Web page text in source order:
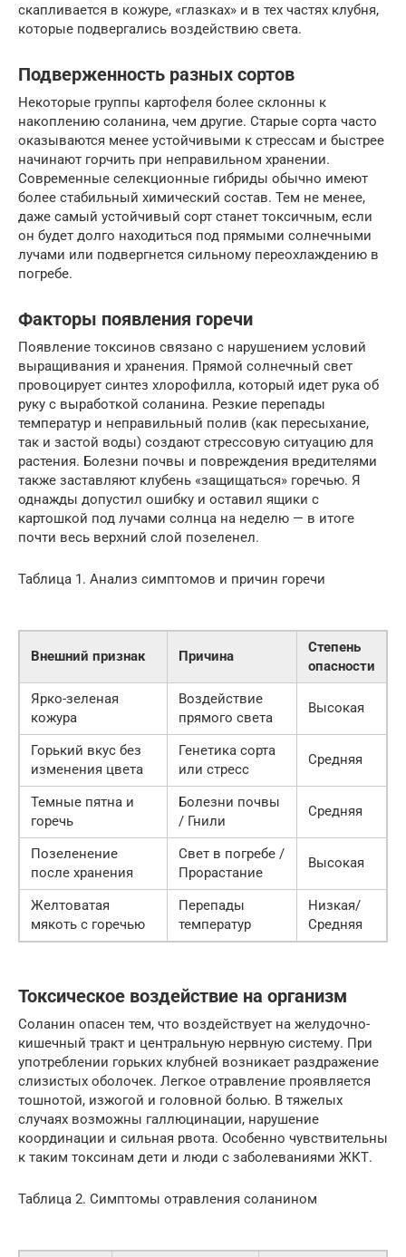
скапливается в кожуре, «глазках» и в тех частях клубня,
которые подвергались воздействию света.
Подверженность разных сортов
Некоторые группы картофеля более склонны к
накоплению соланина, чем другие. Старые сорта часто
оказываются менее устойчивыми к стрессам и быстрее
начинают горчить при неправильном хранении.
Современные селекционные гибриды обычно имеют
более стабильный химический состав. Тем не менее,
даже самый устойчивый сорт станет токсичным, если
он будет долго находиться под прямыми солнечными
лучами или подвергнется сильному переохлаждению в
погребе.
Факторы появления горечи
Появление токсинов связано с нарушением условий
выращивания и хранения. Прямой солнечный свет
провоцирует синтез хлорофилла, который идет рука об
руку с выработкой соланина. Резкие перепады
температур и неправильный полив (как пересыхание,
так и застой воды) создают стрессовую ситуацию для
растения. Болезни почвы и повреждения вредителями
также заставляют клубень «защищаться» горечью. Я
однажды допустил ошибку и оставил ящики с
картошкой под лучами солнца на неделю — в итоге
почти весь верхний слой позеленел.
Таблица 1. Анализ симптомов и причин горечи
Внешний признак Причина
Степень
опасности
Ярко-зеленая
кожура
Воздействие
прямого света
Высокая
Горький вкус без
изменения цвета
Генетика сорта
или стресс
Средняя
Темные пятна и
горечь
Болезни почвы
/ Гнили
Средняя
Позеленение
после хранения
Свет в погребе /
Прорастание
Высокая
Желтоватая
мякоть с горечью
Перепады
температур
Низкая/
Средняя
Токсическое воздействие на организм
Соланин опасен тем, что воздействует на желудочно-
кишечный тракт и центральную нервную систему. При
употреблении горьких клубней возникает раздражение
слизистых оболочек. Легкое отравление проявляется
тошнотой, изжогой и головной болью. В тяжелых
случаях возможны галлюцинации, нарушение
координации и сильная рвота. Особенно чувствительны
к таким токсинам дети и люди с заболеваниями ЖКТ.
Таблица 2. Симптомы отравления соланином